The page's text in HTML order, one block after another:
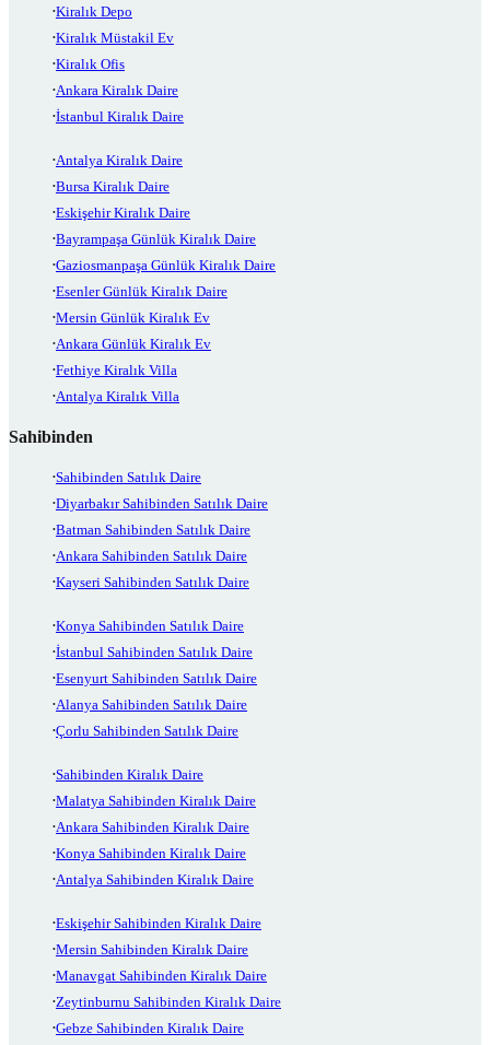
Kiralık Depo
Kiralık Müstakil Ev
Kiralık Ofis
Ankara Kiralık Daire
İstanbul Kiralık Daire
Antalya Kiralık Daire
Bursa Kiralık Daire
Eskişehir Kiralık Daire
Bayrampaşa Günlük Kiralık Daire
Gaziosmanpaşa Günlük Kiralık Daire
Esenler Günlük Kiralık Daire
Mersin Günlük Kiralık Ev
Ankara Günlük Kiralık Ev
Fethiye Kiralık Villa
Antalya Kiralık Villa
Sahibinden
Sahibinden Satılık Daire
Diyarbakır Sahibinden Satılık Daire
Batman Sahibinden Satılık Daire
Ankara Sahibinden Satılık Daire
Kayseri Sahibinden Satılık Daire
Konya Sahibinden Satılık Daire
İstanbul Sahibinden Satılık Daire
Esenyurt Sahibinden Satılık Daire
Alanya Sahibinden Satılık Daire
Çorlu Sahibinden Satılık Daire
Sahibinden Kiralık Daire
Malatya Sahibinden Kiralık Daire
Ankara Sahibinden Kiralık Daire
Konya Sahibinden Kiralık Daire
Antalya Sahibinden Kiralık Daire
Eskişehir Sahibinden Kiralık Daire
Mersin Sahibinden Kiralık Daire
Manavgat Sahibinden Kiralık Daire
Zeytinburnu Sahibinden Kiralık Daire
Gebze Sahibinden Kiralık Daire